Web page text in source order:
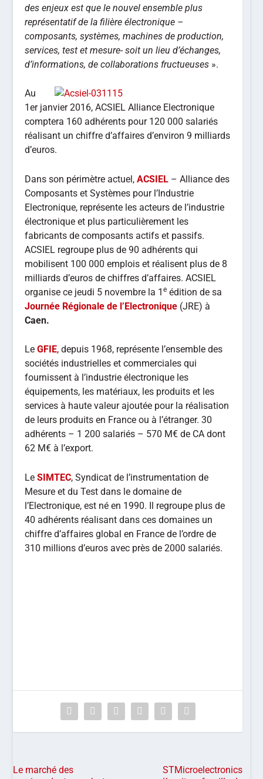
des enjeux est que le nouvel ensemble plus
représentatif de la filière électronique –
composants, systèmes, machines de production,
services, test et mesure- soit un lieu d’échanges,
d’informations, de collaborations fructueuses ».
Au
1er janvier 2016, ACSIEL Alliance Electronique
comptera 160 adhérents pour 120 000 salariés
réalisant un chiffre d’affaires d’environ 9 milliards
d’euros.
Dans son périmètre actuel,ACSIEL – Alliance des
Composants et Systèmes pour l’Industrie
Electronique, représente les acteurs de l’industrie
électronique et plus particulièrement les
fabricants de composants actifs et passifs.
ACSIEL regroupe plus de 90 adhérents qui
mobilisent 100 000 emplois et réalisent plus de 8
milliards d’euros de chiffres d’affaires. ACSIEL
organise ce jeudi 5 novembre la 1e édition de sa
Journée Régionale de l’Electronique (JRE) à
Caen.
LeGFIE, depuis 1968, représente l’ensemble des
sociétés industrielles et commerciales qui
fournissent à l’industrie électronique les
équipements, les matériaux, les produits et les
services à haute valeur ajoutée pour la réalisation
de leurs produits en France ou à l’étranger. 30
adhérents – 1 200 salariés – 570 M€ de CA dont
62 M€ à l’export.
LeSIMTEC, Syndicat de l’instrumentation de
Mesure et du Test dans le domaine de
l’Electronique, est né en 1990. Il regroupe plus de
40 adhérents réalisant dans ces domaines un
chiffre d’affaires global en France de l’ordre de
310 millions d’euros avec près de 2000 salariés.
Le marché des
STMicroelectronics